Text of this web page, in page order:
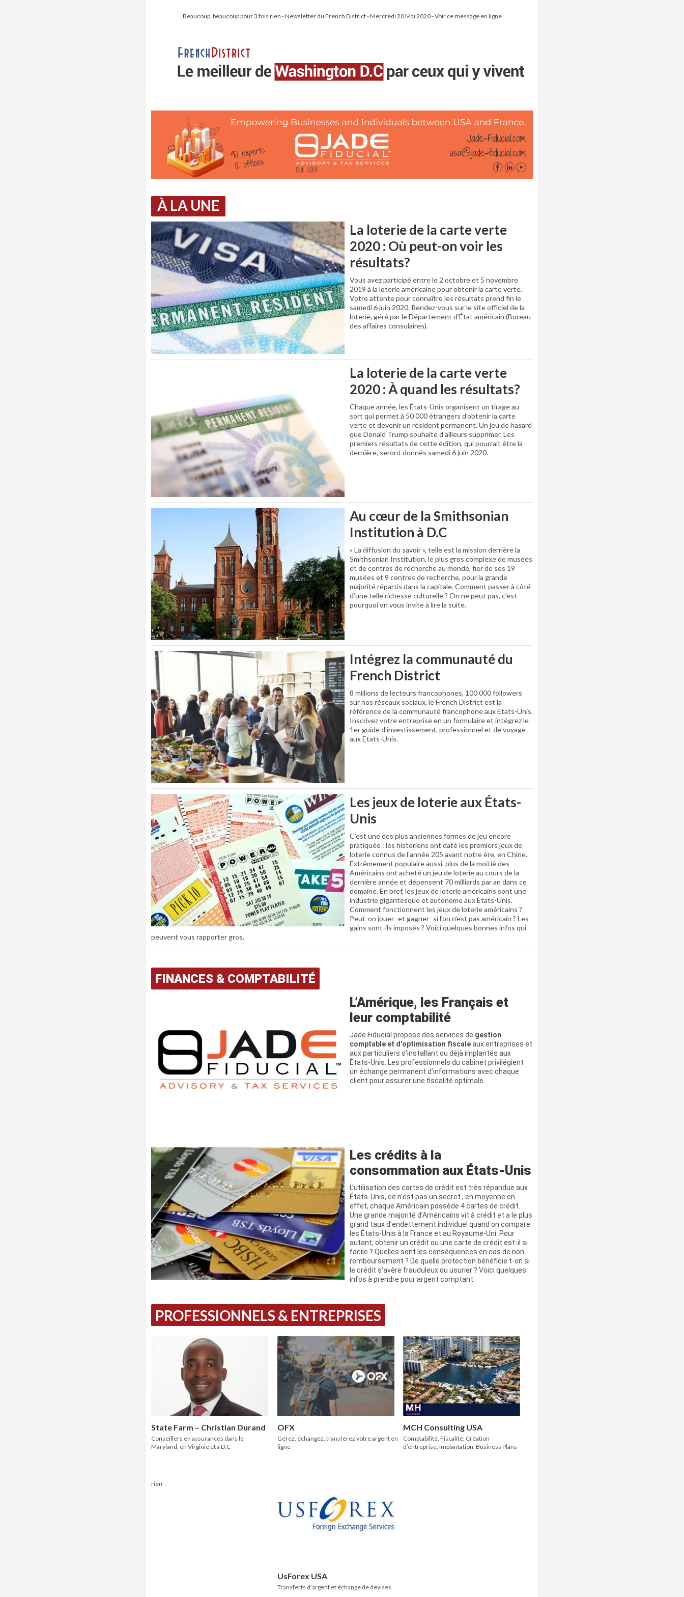
Beaucoup, beaucoup pour 3 fois rien - Newsletter du French District - Mercredi 20 Mai 2020 - Voir ce message en ligne
À LA UNE
La loterie de la carte verte
2020 : Où peut-on voir les
résultats?
Vous avez participé entre le 2 octobre et 5 novembre
2019 à la loterie américaine pour obtenir la carte verte.
Votre attente pour connaître les résultats prend fin le
samedi 6 juin 2020. Rendez-vous sur le site officiel de la
loterie, géré par le Département d’État américain (Bureau
des affaires consulaires).
La loterie de la carte verte
2020 : À quand les résultats?
Chaque année, les États-Unis organisent un tirage au
sort qui permet à 50 000 étrangers d’obtenir la carte
verte et devenir un résident permanent. Un jeu de hasard
que Donald Trump souhaite d’ailleurs supprimer. Les
premiers résultats de cette édition, qui pourrait être la
dernière, seront donnés samedi 6 juin 2020.
Au cœur de la Smithsonian
Institution à D.C
« La diffusion du savoir », telle est la mission derrière la
Smithsonian Institution, le plus gros complexe de musées
et de centres de recherche au monde, fier de ses 19
musées et 9 centres de recherche, pour la grande
majorité répartis dans la capitale. Comment passer à côté
d’une telle richesse culturelle ? On ne peut pas, c’est
pourquoi on vous invite à lire la suite.
Intégrez la communauté du
French District
8 millions de lecteurs francophones, 100 000 followers
sur nos réseaux sociaux, le French District est la
référence de la communauté francophone aux Etats-Unis.
Inscrivez votre entreprise en un formulaire et intégrez le
1er guide d’investissement, professionnel et de voyage
aux Etats-Unis.
Les jeux de loterie aux États-
Unis
C’est une des plus anciennes formes de jeu encore
pratiquée : les historiens ont daté les premiers jeux de
loterie connus de l'année 205 avant notre ère, en Chine.
Extrêmement populaire aussi, plus de la moitié des
Américains ont acheté un jeu de loterie au cours de la
dernière année et dépensent 70 milliards par an dans ce
domaine. En bref, les jeux de loterie américains sont une
industrie gigantesque et autonome aux États-Unis.
Comment fonctionnent les jeux de loterie américains ?
Peut-on jouer -et gagner- si l’on n’est pas américain ? Les
gains sont-ils imposés ? Voici quelques bonnes infos qui
peuvent vous rapporter gros.
FINANCES & COMPTABILITÉ
L’Amérique, les Français et
leur comptabilité
Jade Fiducial propose des services de gestion
comptable et d’optimisation fiscaleaux entreprises et
aux particuliers s’installant ou déjà implantés aux
États-Unis. Les professionnels du cabinet privilégient
un échange permanent d’informations avec chaque
client pour assurer une fiscalité optimale.
Les crédits à la
consommation aux États-Unis
L’utilisation des cartes de crédit est très répandue aux
États-Unis, ce n’est pas un secret ; en moyenne en
effet, chaque Américain possède 4 cartes de crédit.
Une grande majorité d’Américains vit à crédit et a le plus
grand taux d’endettement individuel quand on compare
les États-Unis à la France et au Royaume-Uni. Pour
autant, obtenir un crédit ou une carte de crédit est-il si
facile ? Quelles sont les conséquences en cas de non
remboursement ? De quelle protection bénéficie t-on si
le crédit s’avère frauduleux ou usurier ? Voici quelques
infos à prendre pour argent comptant.
PROFESSIONNELS & ENTREPRISES
State Farm – Christian Durand
Conseillers en assurances dans le
Maryland, en Virginie et à D.C
OFX
Gérez, échangez, transférez votre argent en
ligne
MCH Consulting USA
Comptabilité, Fiscalité, Création
d’entreprise, Implantation, Business Plans
rien
UsForex USA
Transferts d’argent et échange de devises